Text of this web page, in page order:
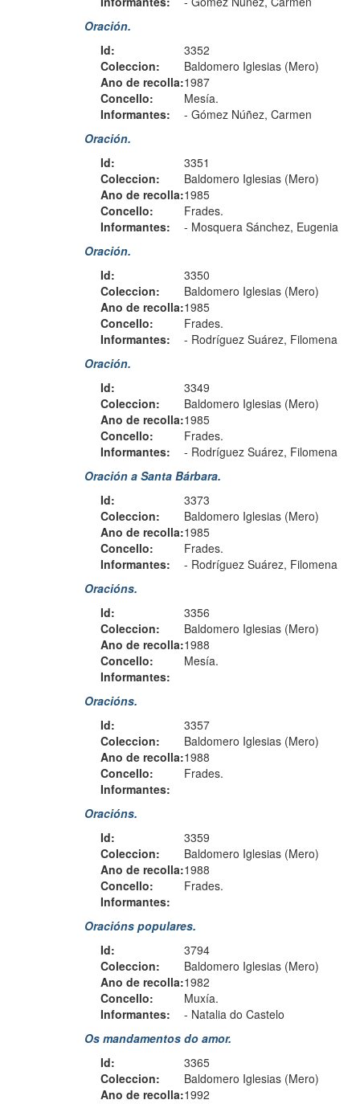
Oración.
Id:
3352
Coleccion:
Baldomero Iglesias (Mero)
Ano de recolla:1987
Concello:
Mesía.
Informantes:
- Gómez Núñez, Carmen
Oración.
Id:
3351
Coleccion:
Baldomero Iglesias (Mero)
Ano de recolla:1985
Concello:
Frades.
Informantes:
- Mosquera Sánchez, Eugenia
Oración.
Id:
3350
Coleccion:
Baldomero Iglesias (Mero)
Ano de recolla:1985
Concello:
Frades.
Informantes:
- Rodríguez Suárez, Filomena
Oración.
Id:
3349
Coleccion:
Baldomero Iglesias (Mero)
Ano de recolla:1985
Concello:
Frades.
Informantes:
- Rodríguez Suárez, Filomena
Oración a Santa Bárbara.
Id:
3373
Coleccion:
Baldomero Iglesias (Mero)
Ano de recolla:1985
Concello:
Frades.
Informantes:
- Rodríguez Suárez, Filomena
Oracións.
Id:
3356
Coleccion:
Baldomero Iglesias (Mero)
Ano de recolla:1988
Concello:
Mesía.
Informantes:
Oracións.
Id:
3357
Coleccion:
Baldomero Iglesias (Mero)
Ano de recolla:1988
Concello:
Frades.
Informantes:
Oracións.
Id:
3359
Coleccion:
Baldomero Iglesias (Mero)
Ano de recolla:1988
Concello:
Frades.
Informantes:
Oracións populares.
Id:
3794
Coleccion:
Baldomero Iglesias (Mero)
Ano de recolla:1982
Concello:
Muxía.
Informantes:
- Natalia do Castelo
Os mandamentos do amor.
Id:
3365
Coleccion:
Baldomero Iglesias (Mero)
Ano de recolla:1992